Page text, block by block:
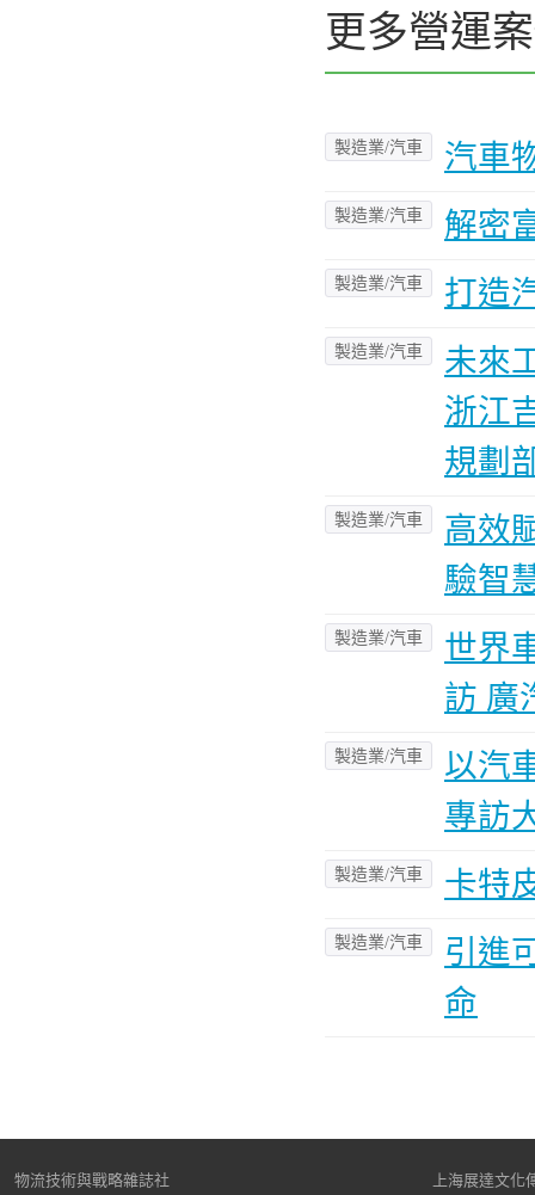
更多營運
製造業/汽車 汽車
製造業/汽車 解密
製造業/汽車 打造
製造業/汽車
未來
浙江
規劃
製造業/汽車
高效
驗智
製造業/汽車
世界
訪 廣
製造業/汽車
以汽
專訪
製造業/汽車 卡特
製造業/汽車
引進
命
物流技術與戰略雜誌社
上海展達文化